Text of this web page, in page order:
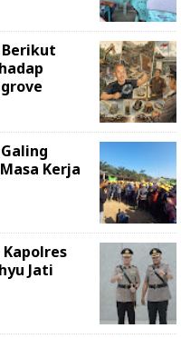
Berikut
Kerja
Kapolres
Jati